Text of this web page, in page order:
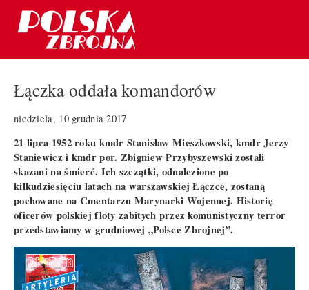
Łączka oddała komandorów
niedziela, 10 grudnia 2017
21 lipca 1952 roku kmdr Stanisław Mieszkowski, kmdr Jerzy
Staniewicz i kmdr por. Zbigniew Przybyszewski zostali
skazani na śmierć. Ich szczątki, odnalezione po
kilkudziesięciu latach na warszawskiej Łączce, zostaną
pochowane na Cmentarzu Marynarki Wojennej. Historię
oficerów polskiej floty zabitych przez komunistyczny terror
przedstawiamy w grudniowej „Polsce Zbrojnej”.